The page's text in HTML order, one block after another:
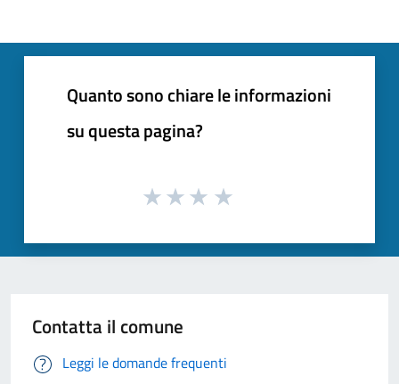
Quanto sono chiare le informazioni
su questa pagina?
Contatta il comune
Leggi le domande frequenti